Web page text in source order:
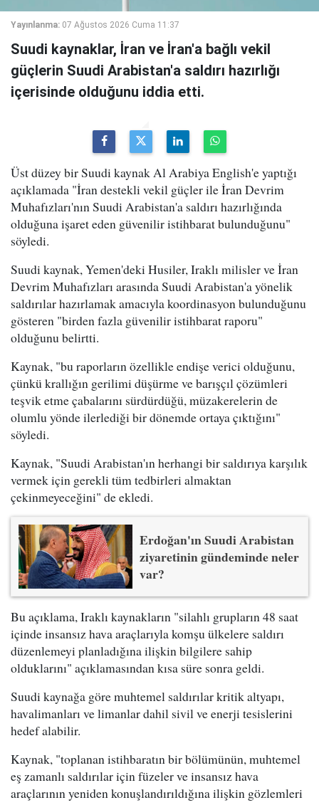
Yayınlanma: 07 Ağustos 2026 Cuma 11:37
Suudi kaynaklar, İran ve İran'a bağlı vekil
güçlerin Suudi Arabistan'a saldırı hazırlığı
içerisinde olduğunu iddia etti.
Üst düzey bir Suudi kaynak Al Arabiya English'e yaptığı
açıklamada "İran destekli vekil güçler ile İran Devrim
Muhafızları'nın Suudi Arabistan'a saldırı hazırlığında
olduğuna işaret eden güvenilir istihbarat bulunduğunu"
söyledi.
Suudi kaynak, Yemen'deki Husiler, Iraklı milisler ve İran
Devrim Muhafızları arasında Suudi Arabistan'a yönelik
saldırılar hazırlamak amacıyla koordinasyon bulunduğunu
gösteren "birden fazla güvenilir istihbarat raporu"
olduğunu belirtti.
Kaynak, "bu raporların özellikle endişe verici olduğunu,
çünkü krallığın gerilimi düşürme ve barışçıl çözümleri
teşvik etme çabalarını sürdürdüğü, müzakerelerin de
olumlu yönde ilerlediği bir dönemde ortaya çıktığını"
söyledi.
Kaynak, "Suudi Arabistan'ın herhangi bir saldırıya karşılık
vermek için gerekli tüm tedbirleri almaktan
çekinmeyeceğini" de ekledi.
Erdoğan'ın Suudi Arabistan
ziyaretinin gündeminde neler
var?
Bu açıklama, Iraklı kaynakların "silahlı grupların 48 saat
içinde insansız hava araçlarıyla komşu ülkelere saldırı
düzenlemeyi planladığına ilişkin bilgilere sahip
olduklarını" açıklamasından kısa süre sonra geldi.
Suudi kaynağa göre muhtemel saldırılar kritik altyapı,
havalimanları ve limanlar dahil sivil ve enerji tesislerini
hedef alabilir.
Kaynak, "toplanan istihbaratın bir bölümünün, muhtemel
eş zamanlı saldırılar için füzeler ve insansız hava
araçlarının yeniden konuşlandırıldığına ilişkin gözlemleri